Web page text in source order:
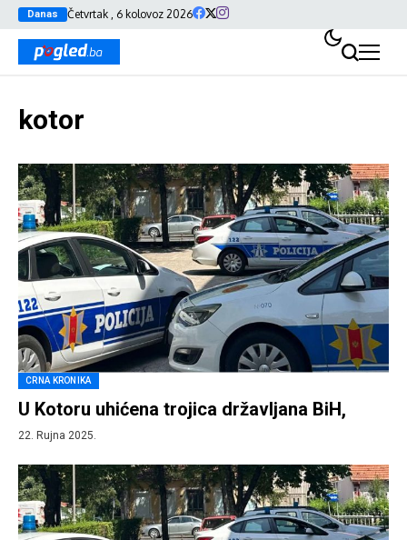
Danas Četvrtak , 6 kolovoz 2026
kotor
CRNA KRONIKA
U Kotoru uhićena trojica državljana BiH,
22. Rujna 2025.